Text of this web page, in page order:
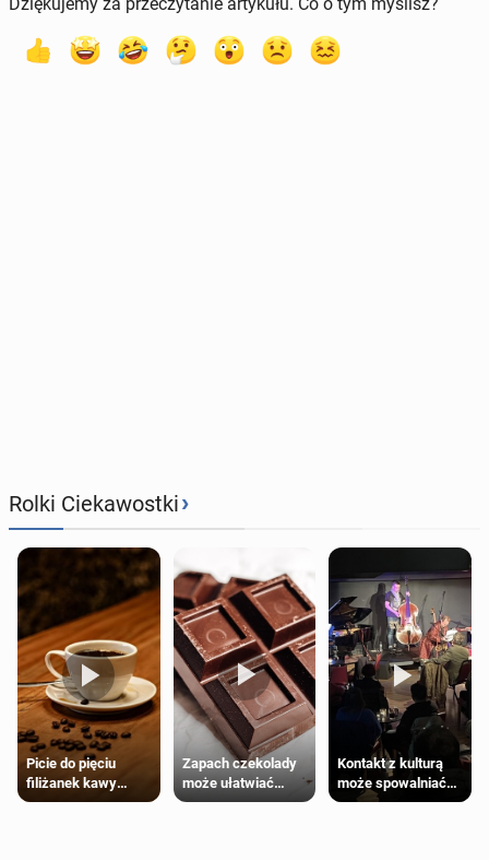
Rolki Ciekawostki›
Picie do pięciu
filiżanek kawy
dziennie jest
Zapach czekolady
może ułatwiać
trening siłowy
Kontakt z kulturą
może spowalniać
starzenie